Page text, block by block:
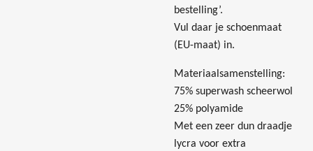
bestelling’.
Vul daar je schoenmaat
(EU-maat) in.
Materiaalsamenstelling:
75% superwash scheerwol
25% polyamide
Met een zeer dun draadje
lycra voor extra